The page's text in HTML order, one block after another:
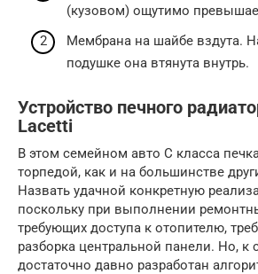
(кузовом) ощутимо
Мембрана на шайбе вздута.
подушке она втянута внутрь.
Устройство печного
Lacetti
В этом семейном авто С класса
торпедой, как и на большинстве
Назвать удачной конкретную
поскольку при выполнении
требующих доступа к отопителю,
разборка центральной панели. Но, к
достаточно давно разработан